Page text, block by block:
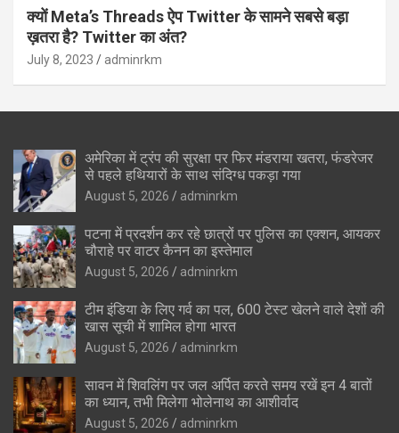
क्यों Meta’s Threads ऐप Twitter के सामने सबसे बड़ा
ख़तरा है? Twitter का अंत?
July 8, 2023 adminrkm
अमेरिका में ट्रंप की सुरक्षा पर फिर मंडराया खतरा, फंडरेजर
से पहले हथियारों के साथ संदिग्ध पकड़ा गया
August 5, 2026 adminrkm
पटना में प्रदर्शन कर रहे छात्रों पर पुलिस का एक्शन, आयकर
चौराहे पर वाटर कैनन का इस्तेमाल
August 5, 2026 adminrkm
टीम इंडिया के लिए गर्व का पल, 600 टेस्ट खेलने वाले देशों की
खास सूची में शामिल होगा भारत
August 5, 2026 adminrkm
सावन में शिवलिंग पर जल अर्पित करते समय रखें इन 4 बातों
का ध्यान, तभी मिलेगा भोलेनाथ का आशीर्वाद
August 5, 2026 adminrkm